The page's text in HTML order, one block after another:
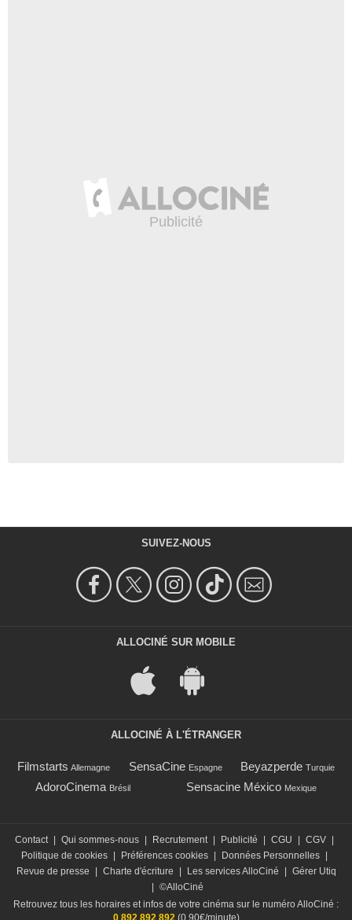
SUIVEZ-NOUS
ALLOCINÉ SUR MOBILE
ALLOCINÉ À L'ÉTRANGER
Filmstarts Allemagne SensaCine Espagne Beyazperde Turquie
AdoroCinema Brésil Sensacine México Mexique
Contact Qui sommes-nous Recrutement Publicité CGU CGV
Politique de cookies
Préférences cookies Données Personnelles
Revue de presse
Charte d'écriture Les services AlloCiné
Gérer Utiq
©AlloCiné
Retrouvez tous les horaires et infos de votre cinéma sur le numéro AlloCiné :